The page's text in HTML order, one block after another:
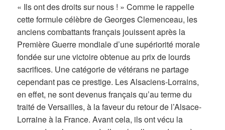
« Ils ont des droits sur nous ! » Comme le rappelle
cette formule célèbre de Georges Clemenceau, les
anciens combattants français jouissent après la
Première Guerre mondiale d’une supériorité morale
fondée sur une victoire obtenue au prix de lourds
sacrifices. Une catégorie de vétérans ne partage
cependant pas ce prestige. Les Alsaciens-Lorrains,
en effet, ne sont devenus français qu’au terme du
traité de Versailles, à la faveur du retour de l’Alsace-
Lorraine à la France. Avant cela, ils ont vécu la